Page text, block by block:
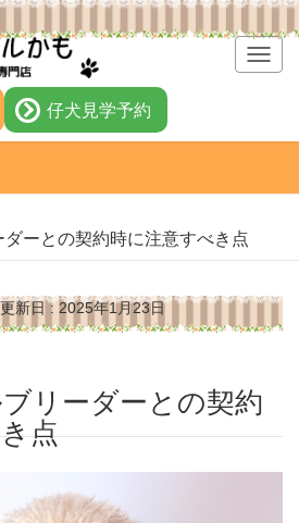
T
g
a
o
n
仔犬見学予約
ダーとの契約時に注意すべき点
新日 : 2025年1月23日
点